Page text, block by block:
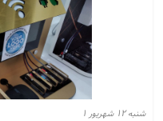
وقتی می خواهم تماس بگیرم باید
قطارهای پرسرعت و هواپیماهای
ماشین و سوار شدن به ماشین،
سر می رود و خیلی چیزها در
مسافران اورژانس راه آهن سریع
شنبه ۱۲ شهریور ۱